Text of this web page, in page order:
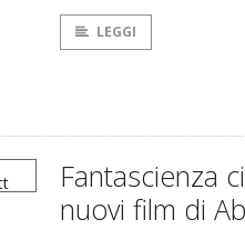
LEGGI
Fantascienza
nuovi film di